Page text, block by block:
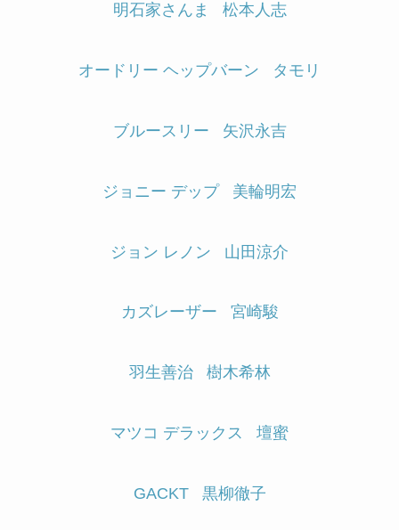
明石家さんま 松本人志
オードリー ヘップバーン タモリ
ブルースリー 矢沢永吉
ジョニー デップ 美輪明宏
ジョン レノン 山田涼介
カズレーザー 宮崎駿
羽生善治 樹木希林
マツコ デラックス 壇蜜
GACKT 黒柳徹子